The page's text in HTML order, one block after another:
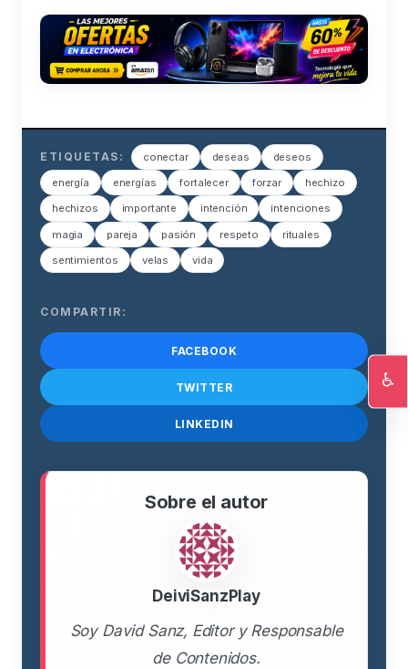
ETIQUETAS: conectar deseas deseos
energía energías fortalecer forzar hechizo
hechizos importante intención intenciones
magia pareja pasión respeto rituales
sentimientos velas vida
COMPARTIR:
FACEBOOK
TWITTER
LINKEDIN
Sobre el autor
DeiviSanzPlay
Soy David Sanz, Editor y Responsable
de Contenidos.
♿